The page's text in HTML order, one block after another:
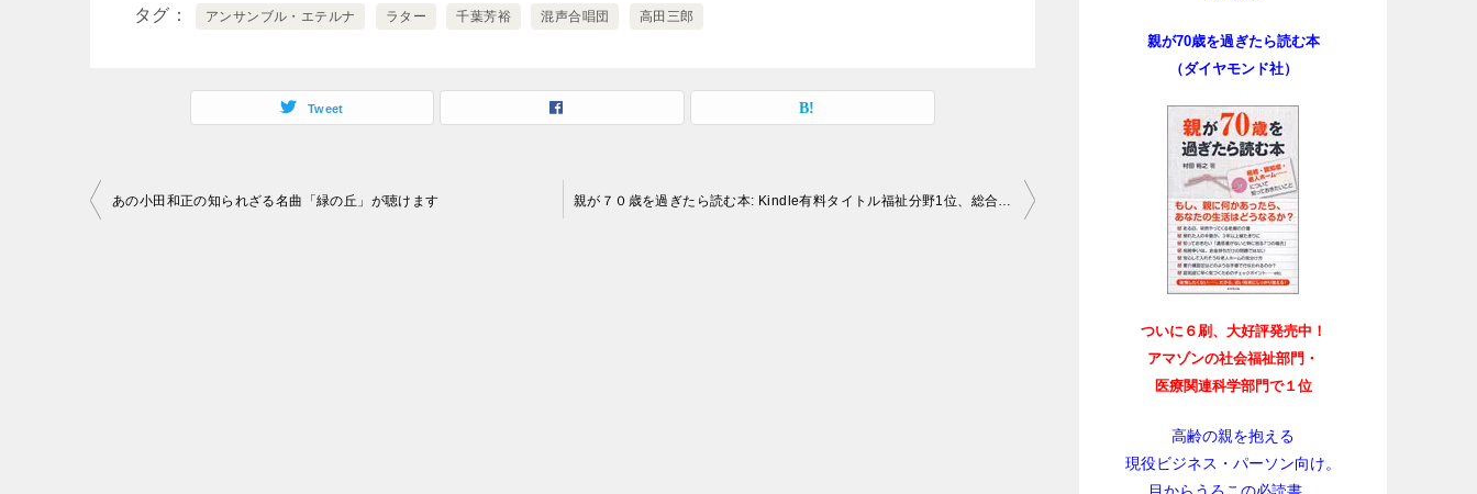
タグ アンサンブル・エテルナ ラター 千葉芳裕 混声合唱団 高田三郎
Tweet
投
あの小田和正の知られざる名曲「緑の丘」が聴けます
親が70歳を過ぎたら読む本
（ダイヤモンド社）
ついに６刷、大好評発売中！
アマゾンの社会福祉部門・
医療関連科学部門で１位
高齢の親を抱える
現役ビジネス・パーソン向け。
目からうろこの必読書。